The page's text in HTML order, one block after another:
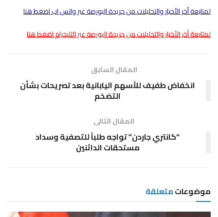
لمتابعة أخر الأخبار والتحليلات من جريدة البورصة عبر واتس اب اضغط هنا
لمتابعة أخر الأخبار والتحليلات من جريدة البورصة عبر التليجرام اضغط هنا
المقال السابق
انخفاض طفيف للأسهم اليابانية بعد تصريحات بشأن
التضخم
المقال التالى
“كانتري جاردن” تواجه طلباً للتصفية وسداد
مستحقات الدائنين
موضوعاتمتعلقة